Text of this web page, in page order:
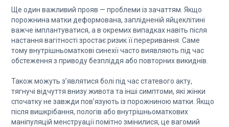
Ще один важливий прояв — проблеми із зачаттям. Якщо
порожнина матки деформована, заплідненій яйцеклітині
важче імплантуватися, а в окремих випадках навіть після
настання вагітності зростає ризик її переривання. Саме
тому внутрішньоматкові синехії часто виявляють під час
обстеження з приводу безпліддя або повторних викиднів.
Також можуть з’являтися болі під час статевого акту,
тягнучі відчуття внизу живота та інші симптоми, які жінки
спочатку не завжди пов’язують із порожниною матки. Якщо
після вишкрібання, пологів або внутрішньоматкових
маніпуляцій менструації помітно змінилися, це вагомий